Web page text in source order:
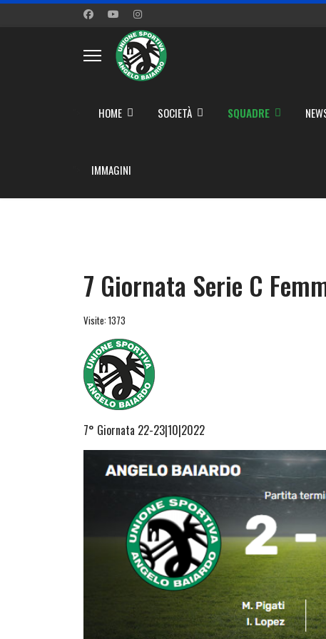
HOME SOCIETÀ SQUADRE
IMMAGINI
7 Giornata Serie C
Visite: 1373
7° Giornata 22-23|10|2022